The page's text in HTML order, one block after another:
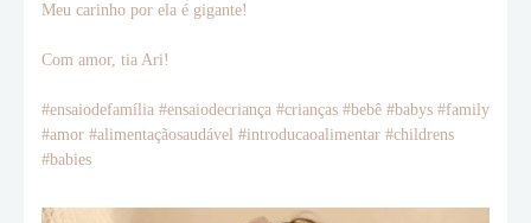
Meu carinho por ela é gigante!
Com amor, tia Ari!
#ensaiodefamília #ensaiodecriança #crianças #bebê #babys #family
#amor #alimentaçãosaudável #introducaoalimentar #childrens
#babies